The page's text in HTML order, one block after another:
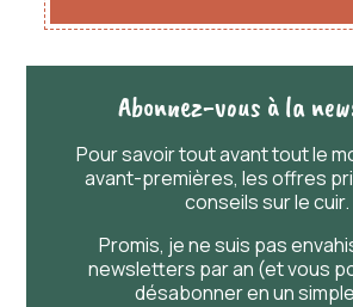
Abonnez-vous à la
Pour savoirtoutavanttoutle
avant-premières, les offres
conseils sur le cuir.
Promis, je ne suis pas
newsletters par an (et vous
désabonner en un